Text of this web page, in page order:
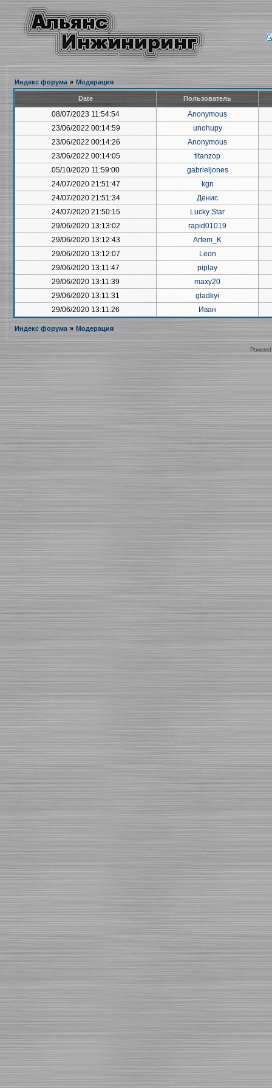
Индекс форума » Модерация
Date Пользователь
08/07/2023 11:54:54
Anonymous
23/06/2022 00:14:59
unohupy
23/06/2022 00:14:26
Anonymous
23/06/2022 00:14:05
titanzop
05/10/2020 11:59:00
gabrieljones
24/07/2020 21:51:47
kgn
24/07/2020 21:51:34
Денис
24/07/2020 21:50:15
Lucky Star
29/06/2020 13:13:02
rapid01019
29/06/2020 13:12:43
Artem_K
29/06/2020 13:12:07
Leon
29/06/2020 13:11:47
piplay
29/06/2020 13:11:39
maxy20
29/06/2020 13:11:31
gladkyi
29/06/2020 13:11:26
Иван
Индекс форума » Модерация